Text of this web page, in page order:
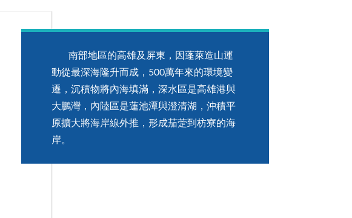
南部地區的高雄及屏東，因蓬萊造山運
動從最深海隆升而成，500萬年來的環境變
遷，沉積物將內海填滿，深水區是高雄港與
大鵬灣，內陸區是蓮池潭與澄清湖，沖積平
原擴大將海岸線外推，形成茄萣到枋寮的海
岸。